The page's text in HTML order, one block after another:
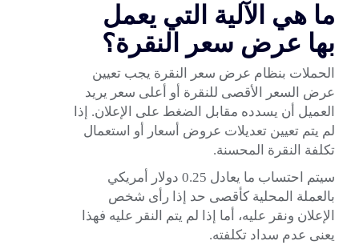
ما هي الآلية التي يعمل
بها عرض سعر النقرة؟
الحملات بنظام عرض سعر النقرة يجب تعيين
عرض السعر الأقصى للنقرة أو أعلى سعر يريد
العميل أن يسدده مقابل الضغط على الإعلان. إذا
لم يتم تعيين تعديلات عروض أسعار أو استعمال
تكلفة النقرة المحسنة.
سيتم احتساب ما يعادل 0.25 دولار أمريكي
بالعملة المحلية كأقصى حد إذا رأى شخص
الإعلان ونقر عليه، أما إذا لم يتم النقر عليه فهذا
يعنى عدم سداد تكلفته.